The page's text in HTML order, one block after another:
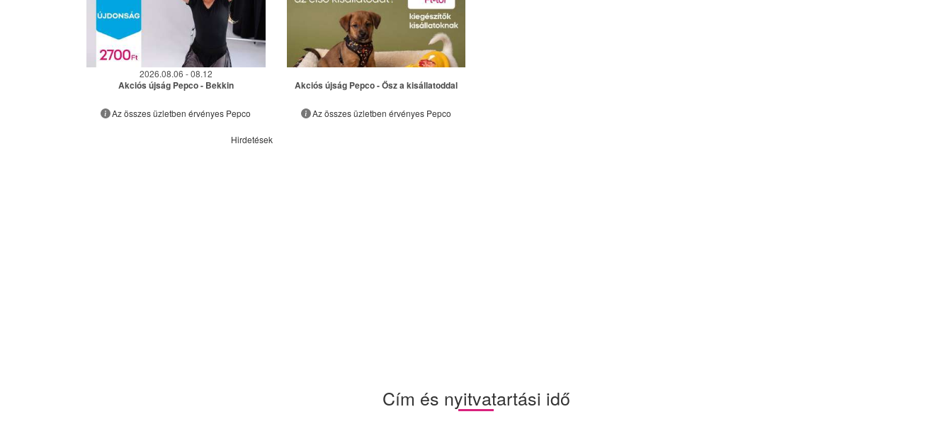
2026.08.06 - 08.12
Akciós újság Pepco - Bekkin
Az összes üzletben érvényes Pepco
Akciós újság Pepco - Ősz a kisállatoddal
Az összes üzletben érvényes Pepco
Hirdetések
Cím és nyitvatartási idő